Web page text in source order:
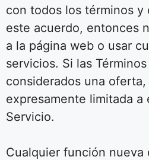
con todos los términos y
este acuerdo, entonces
a la página web o usar
servicios. Si las
considerados una
expresamente limitada a
Servicio.
Cualquier función nueva